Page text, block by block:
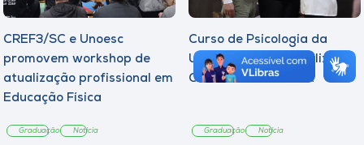
CREF3/SC e Unoesc
promovem workshop de
atualização profissional em
Educação Física
Graduação Notícia
Curso de Psicologia da
Unoesc Joaçaba realiza 2ª
Cerimônia do Botton
Graduação Notícia